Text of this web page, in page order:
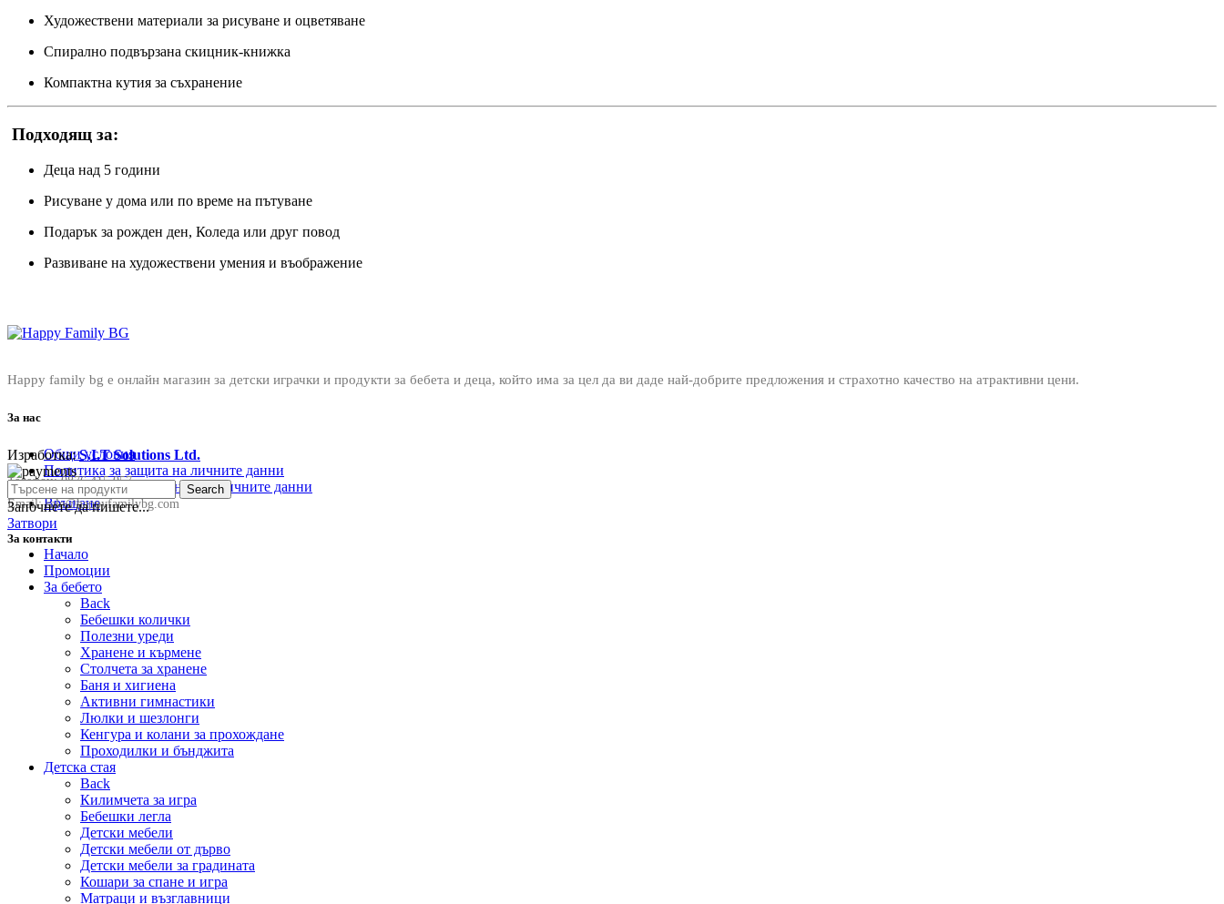
Художествени материали за рисуване и оцветяване
Спирално подвързана скицник-книжка
Компактна кутия за съхранение
Подходящ за:
Деца над 5 години
Рисуване у дома или по време на пътуване
Подарък за рожден ден, Коледа или друг повод
Развиване на художествени умения и въображение
Happy family bg е онлайн магазин за детски играчки и продукти за бебета и деца, който има за цел да ви даде най-добрите предложения и страхотно качество на атрактивни цени.
За нас
Общи условия
Политика за защита на личните данни
Политика за съхранение на личните данни
Връщане
За контакти
Телефон:0876 415 057
Email:sale@happyfamilybg.com
Изработка:S.I.T Solutions Ltd.
Search
Започнете да пишете...
Затвори
Начало
Промоции
За бебето
Back
Бебешки колички
Полезни уреди
Хранене и кърмене
Столчета за хранене
Баня и хигиена
Активни гимнастики
Люлки и шезлонги
Кенгура и колани за прохождане
Проходилки и бънджита
Детска стая
Back
Килимчета за игра
Бебешки легла
Детски мебели
Детски мебели от дърво
Детски мебели за градината
Кошари за спане и игра
Матраци и възглавници